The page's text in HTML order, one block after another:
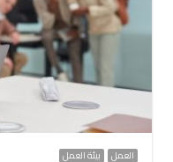
العمل بيئة العمل